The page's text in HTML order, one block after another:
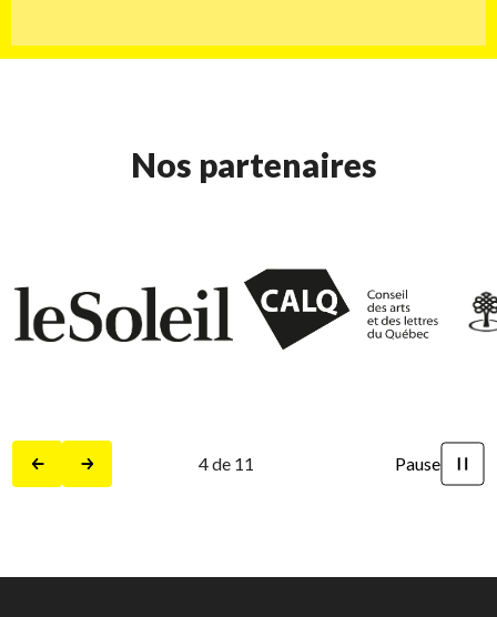
Nos partenaires
PrécédentSuivant 5de 11 Pause